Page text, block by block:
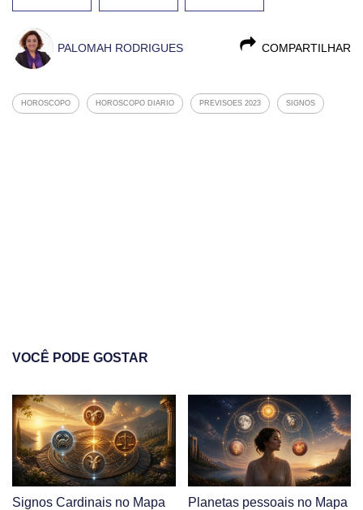
COMPARTILHAR
PALOMAH RODRIGUES
HOROSCOPO HOROSCOPO DIARIO PREVISOES 2023 SIGNOS
VOCÊ PODE GOSTAR
Signos Cardinais no Mapa
Planetas pessoais no Mapa